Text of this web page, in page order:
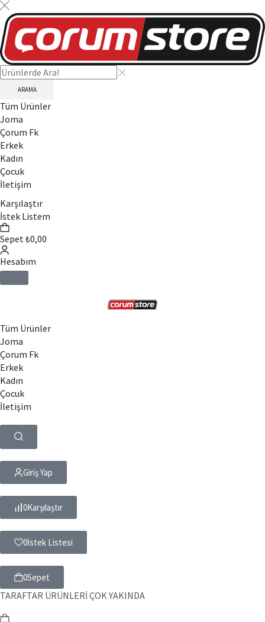
ARAMA
Tüm Ürünler
Joma
Çorum Fk
Erkek
Kadın
Çocuk
İletişim
Karşılaştır
İstek Listem
Sepet₺0,00
Hesabım
Tüm Ürünler
Joma
Çorum Fk
Erkek
Kadın
Çocuk
İletişim
Giriş Yap
0Karşılaştır
0İstek Listesi
0Sepet
TARAFTAR ÜRÜNLERİ ÇOK YAKINDA